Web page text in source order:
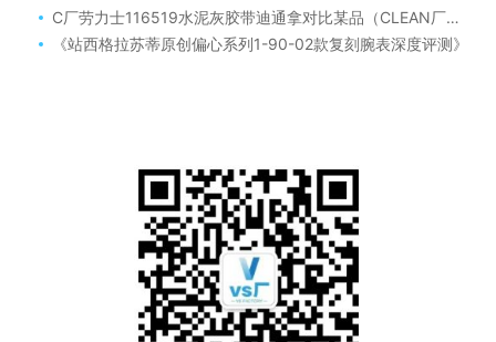
C厂劳力士116519水泥灰胶带迪通拿对比某品（CLEAN厂劳力士迪通拿灰盘值得入手吗）
《站西格拉苏蒂原创偏心系列1-90-02款复刻腕表深度评测》